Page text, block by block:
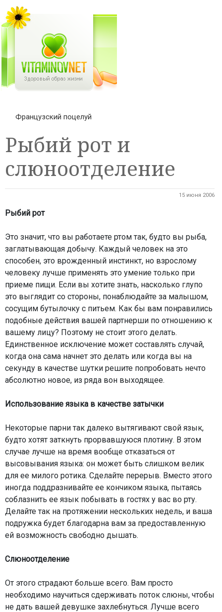
Французский поцелуй
Рыбий рот и
слюноотделение
15 июня 2006
Рыбий рот
Это значит, что вы работаете ртом так, будто вы рыба,
заглатывающая добычу. Каждый человек на это
способен, это врожденный инстинкт, но взрослому
человеку лучше применять это умение только при
приеме пищи. Если вы хотите знать, насколько глупо
это выглядит со стороны, понаблюдайте за малышом,
сосущим бутылочку с питьем. Как бы вам понравились
подобные действия вашей партнерши по отношению к
вашему лицу? Поэтому не стоит этого делать.
Единственное исключение может составлять случай,
когда она сама начнет это делать или когда вы на
секунду в качестве шутки решите попробовать нечто
абсолютно новое, из ряда вон выходящее.
Использование языка в качестве затычки
Некоторые парни так далеко вытягивают свой язык,
будто хотят заткнуть прорвавшуюся плотину. В этом
случае лучше на время вообще отказаться от
высовывания языка: он может быть слишком велик
для ее милого ротика. Сделайте перерыв. Вместо этого
иногда поддразнивайте ее кончиком языка, пытаясь
соблазнить ее язык побывать в гостях у вас во рту.
Делайте так на протяжении нескольких недель, и ваша
подружка будет благодарна вам за предоставленную
ей возможность свободно дышать.
Слюноотделение
От этого страдают больше всего. Вам просто
необходимо научиться сдерживать поток слюны, чтобы
не дать вашей девушке захлебнуться. Лучше всего